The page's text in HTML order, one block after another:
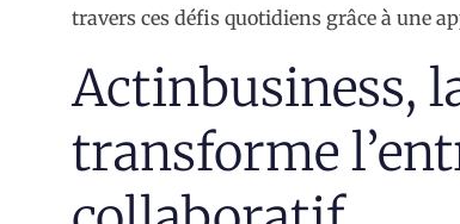
travers ces défis quotidiens grâce à une
Actinbusiness,
transforme